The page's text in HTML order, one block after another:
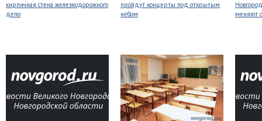
кирпичная стена железнодорожного
депо
пройдут концерты под открытым
небом
меняют